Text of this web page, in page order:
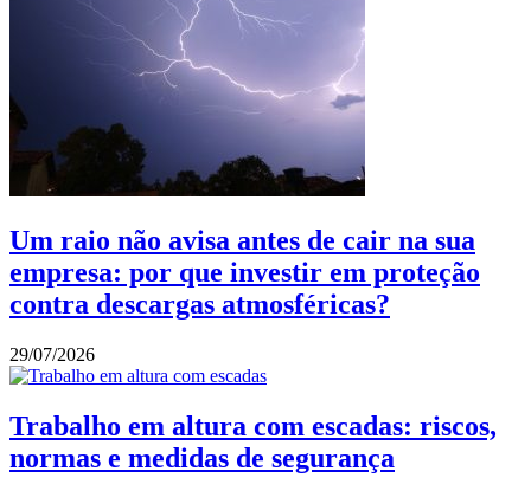
Um raio não avisa antes de cair na sua
empresa: por que investir em proteção
contra descargas atmosféricas?
29/07/2026
Trabalho em altura com escadas: riscos,
normas e medidas de segurança